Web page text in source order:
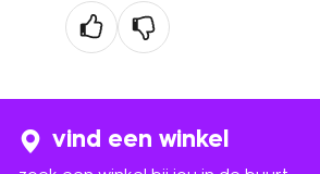
vind een winkel